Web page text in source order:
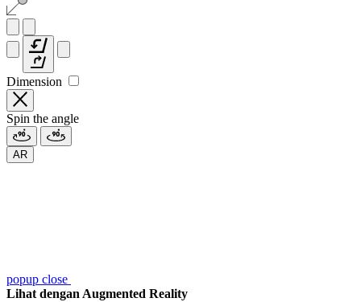
Dimension
Spin the angle
AR
popup close
Lihat dengan Augmented Reality